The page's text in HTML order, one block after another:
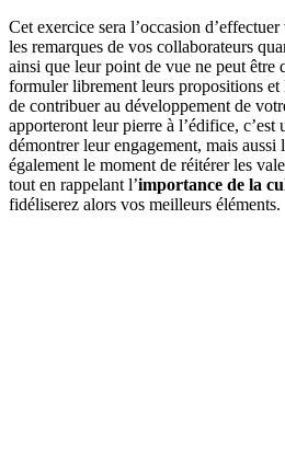
Cet exercice sera l’occasion
les remarques de vos collaborateurs
ainsi que leur point de vue ne peut être
formuler librement leurs propositions et
de contribuer au développement de
apporteront leur pierre à l’édifice, c’est
démontrer leur engagement, mais
également le moment de réitérer les
tout en rappelant l’importance de la
fidéliserez alors vos meilleurs éléments.